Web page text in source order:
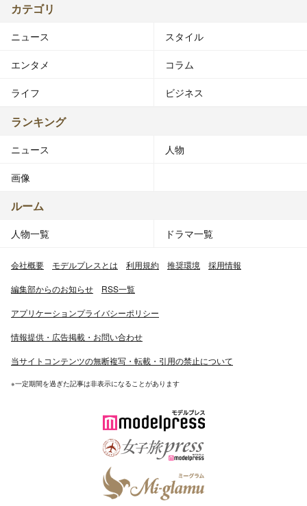
カテゴリ
ニュース スタイル
エンタメ コラム
ライフ ビジネス
ランキング
ニュース 人物
画像
ルーム
人物一覧 ドラマ一覧
会社概要 モデルプレスとは 利用規約 推奨環境 採用情報
編集部からのお知らせ RSS一覧
アプリケーションプライバシーポリシー
情報提供・広告掲載・お問い合わせ
当サイトコンテンツの無断複写・転載・引用の禁止について
※一定期間を過ぎた記事は非表示になることがあります